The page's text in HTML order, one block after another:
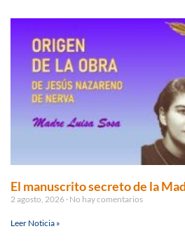
El manuscrito secreto de la
2 agosto, 2026 No hay comentarios
Leer Noticia »